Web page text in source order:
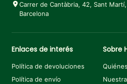
Carrer de Cantàbria, 42, Sant
Barcelona
Enlaces de interés
Política de devoluciones
Política de envío
Sobre